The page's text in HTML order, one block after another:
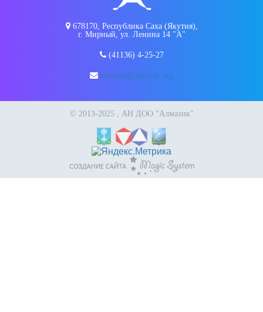
678170, Республика Саха (Якутия),
г. Мирный, ул. Ленина 14 "А"
(41136) 4-25-27
almazik@almazik.org
© 2013-2025 , АН ДОО "Алмазик"